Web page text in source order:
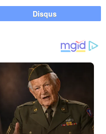
Disqus